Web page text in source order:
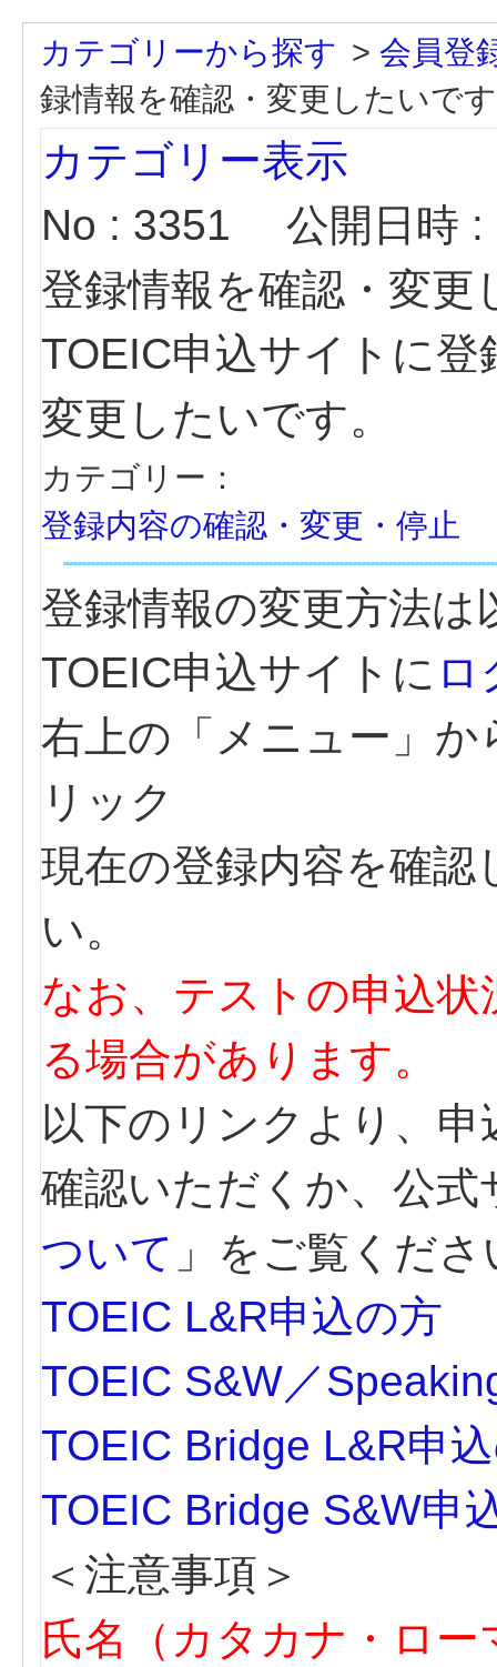
カテゴリーから探す > 会員登
録情報を確認・変更したいで
カテゴリー表示
No : 3351
公開日時
登録情報を確認・変更
TOEIC申込サイトに
変更したいです。
カテゴリー：
登録内容の確認・変更・停止
登録情報の変更方法は
TOEIC申込サイトに ロ
右上の「メニュー」
リック
現在の登録内容を確認
い。
なお、テストの申込
る場合があります。
以下のリンクより、
確認いただくか、公式
ついて 」をご覧くださ
TOEIC L&R申込の方
TOEIC S&W／
TOEIC Bridge L&R申
TOEIC Bridge S&W申
＜注意事項＞
氏名（カタカナ・ロ